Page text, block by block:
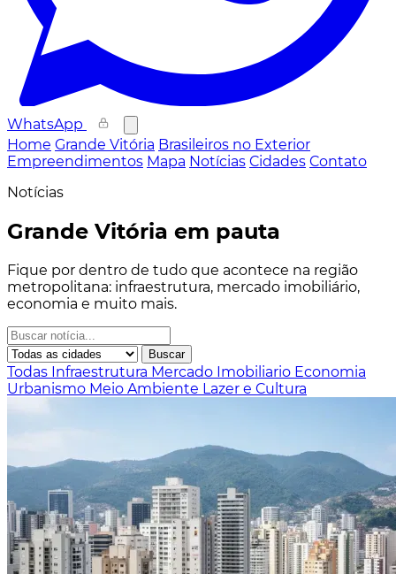
WhatsApp
Home Grande Vitória Brasileiros no Exterior
Empreendimentos Mapa Notícias Cidades Contato
Notícias
Grande Vitória em pauta
Fique por dentro de tudo que acontece na região
metropolitana: infraestrutura, mercado imobiliário,
economia e muito mais.
Buscar
Todas Infraestrutura Mercado Imobiliario Economia
Urbanismo Meio Ambiente Lazer e Cultura